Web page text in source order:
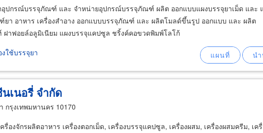
อุปกรณ์บรรจุภัณฑ์ และ จำหน่ายอุปกรณ์บรรจุภัณฑ์ ผลิต ออกแบบแผงบรรจุยาเม็ด และ
ยา อาหาร เครื่องสำอาง ออกแบบบรรจุภัณฑ์ และ ผลิตโมลด์ขึ้นรูป ออกแบบ และ ผลิต
ฝาฟอยล์อลูมิเนียม แผงบรรจุแคปซูล ชริ้งค์คอขวดพิมพ์โลโก้
ใช้บรรจุยา
เนอรี่ จำกัด
รุงเทพมหานคร 10170
รื่องจักรผลิตอาหาร เครื่องตอกเม็ด, เครื่องบรรจุแคปซูล, เครื่องผสม, เครื่องผสมครีม, เค